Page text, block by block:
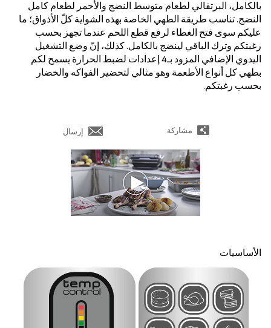
بالكامل، البرتقالي لطعام متوسط النضج والأحمر لطعام كامل
النضج. تناسب طريقة الطهي الخاصة بهذه الشواية كلّ الأذواق؛ ما
عليكم سوى فتح الغطاء لرفع قطع اللحم عندما تجهز بحسب
رغبتكم وترك الباقي لينضج بالكامل. كذلك، إنّ وضع التشغيل
اليدوي الإضافي المزود بـ4 إعدادات لضبط الحرارة يسمح لكم
بطهي كل أنواع الأطعمة وهو مثالي لتحضير الفواكه والخضار
بحسب رغبتكم.
مشاركة إرسال
الأساسيات